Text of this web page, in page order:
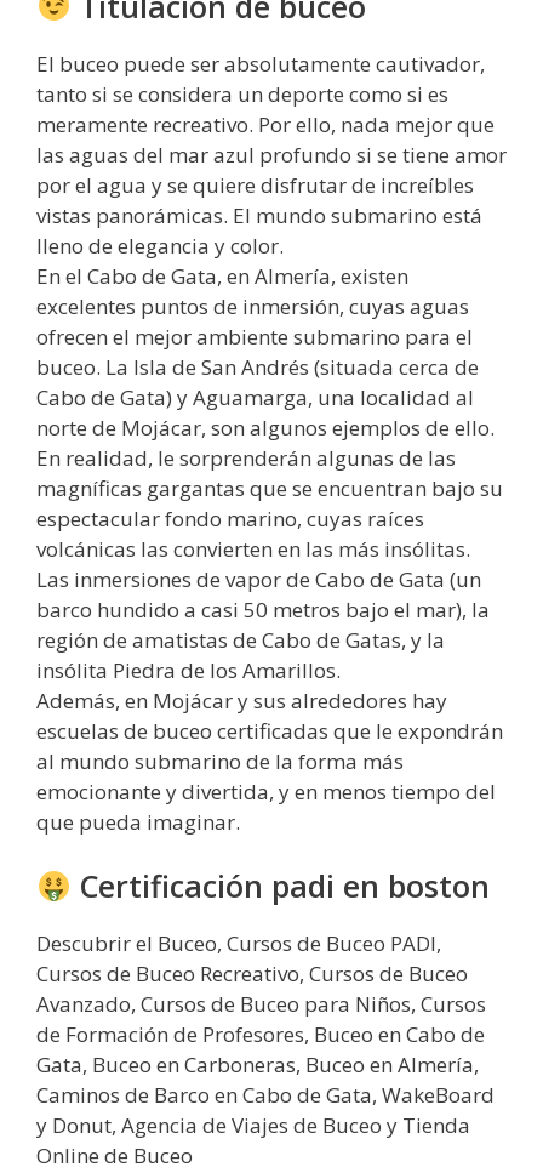
El buceo puede ser absolutamente cautivador,
tanto si se considera un deporte como si es
meramente recreativo. Por ello, nada mejor que
las aguas del mar azul profundo si se tiene amor
por el agua y se quiere disfrutar de increíbles
vistas panorámicas. El mundo submarino está
lleno de elegancia y color.
En el Cabo de Gata, en Almería, existen
excelentes puntos de inmersión, cuyas aguas
ofrecen el mejor ambiente submarino para el
buceo. La Isla de San Andrés (situada cerca de
Cabo de Gata) y Aguamarga, una localidad al
norte de Mojácar, son algunos ejemplos de ello.
En realidad, le sorprenderán algunas de las
magníficas gargantas que se encuentran bajo su
espectacular fondo marino, cuyas raíces
volcánicas las convierten en las más insólitas.
Las inmersiones de vapor de Cabo de Gata (un
barco hundido a casi 50 metros bajo el mar), la
región de amatistas de Cabo de Gatas, y la
insólita Piedra de los Amarillos.
Además, en Mojácar y sus alrededores hay
escuelas de buceo certificadas que le expondrán
al mundo submarino de la forma más
emocionante y divertida, y en menos tiempo del
que pueda imaginar.
Certificación padi en boston
Descubrir el Buceo, Cursos de Buceo PADI,
Cursos de Buceo Recreativo, Cursos de Buceo
Avanzado, Cursos de Buceo para Niños, Cursos
de Formación de Profesores, Buceo en Cabo de
Gata, Buceo en Carboneras, Buceo en Almería,
Caminos de Barco en Cabo de Gata, WakeBoard
y Donut, Agencia de Viajes de Buceo y Tienda
Online de Buceo